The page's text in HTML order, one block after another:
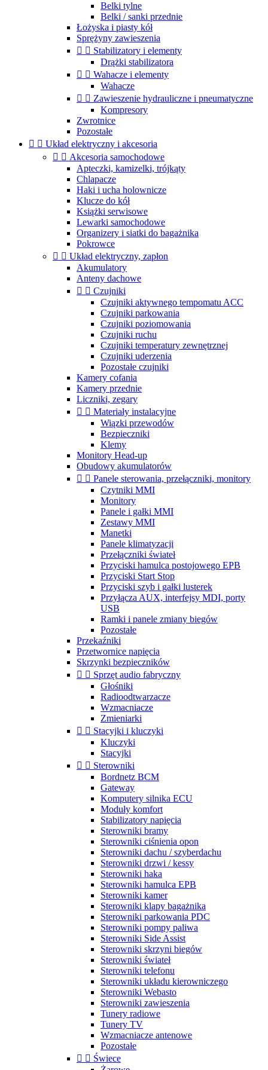
Belki tylne
Belki / sanki przednie
Łożyska i piasty kół
Sprężyny zawieszenia
  Stabilizatory i elementy
Drążki stabilizatora
  Wahacze i elementy
Wahacze
  Zawieszenie hydrauliczne i pneumatyczne
Kompresory
Zwrotnice
Pozostałe
  Układ elektryczny i akcesoria
  Akcesoria samochodowe
Apteczki, kamizelki, trójkąty
Chlapacze
Haki i ucha holownicze
Klucze do kół
Książki serwisowe
Lewarki samochodowe
Organizery i siatki do bagażnika
Pokrowce
  Układ elektryczny, zapłon
Akumulatory
Anteny dachowe
  Czujniki
Czujniki aktywnego tempomatu ACC
Czujniki parkowania
Czujniki poziomowania
Czujniki ruchu
Czujniki temperatury zewnętrznej
Czujniki uderzenia
Pozostałe czujniki
Kamery cofania
Kamery przednie
Liczniki, zegary
  Materiały instalacyjne
Wiązki przewodów
Bezpieczniki
Klemy
Monitory Head-up
Obudowy akumulatorów
  Panele sterowania, przełączniki, monitory
Czytniki MMI
Monitory
Panele i gałki MMI
Zestawy MMI
Manetki
Panele klimatyzacji
Przełączniki świateł
Przyciski hamulca postojowego EPB
Przyciski Start Stop
Przyciski szyb i gałki lusterek
Przyłącza AUX, interfejsy MDI, porty
USB
Ramki i panele zmiany biegów
Pozostałe
Przekaźniki
Przetwornice napięcia
Skrzynki bezpieczników
  Sprzęt audio fabryczny
Głośniki
Radioodtwarzacze
Wzmacniacze
Zmieniarki
  Stacyjki i kluczyki
Kluczyki
Stacyjki
  Sterowniki
Bordnetz BCM
Gateway
Komputery silnika ECU
Moduły komfort
Stabilizatory napięcia
Sterowniki bramy
Sterowniki ciśnienia opon
Sterowniki dachu / szyberdachu
Sterowniki drzwi / kessy
Sterowniki haka
Sterowniki hamulca EPB
Sterowniki kamer
Sterowniki klapy bagażnika
Sterowniki parkowania PDC
Sterowniki pompy paliwa
Sterowniki Side Assist
Sterowniki skrzyni biegów
Sterowniki świateł
Sterowniki telefonu
Sterowniki układu kierowniczego
Sterowniki Webasto
Sterowniki zawieszenia
Tunery radiowe
Tunery TV
Wzmacniacze antenowe
Pozostałe
  Świece